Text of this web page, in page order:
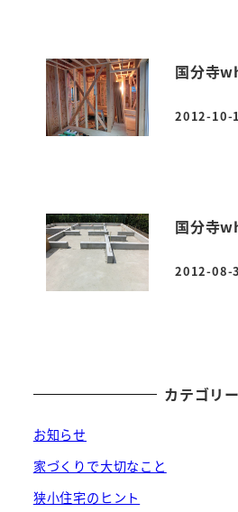
国分寺
投稿日
2012-10-
国分寺
投稿日
2012-08-
カテゴリー
お知らせ
家づくりで大切なこと
狭小住宅のヒント